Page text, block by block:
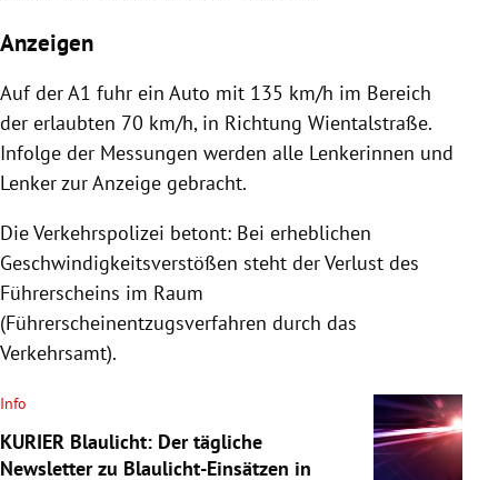
Anzeigen
Auf der A1 fuhr ein Auto mit 135 km/h im Bereich
der erlaubten 70 km/h, in Richtung Wientalstraße.
Infolge der Messungen werden alle Lenkerinnen und
Lenker zur Anzeige gebracht.
Die Verkehrspolizei betont: Bei erheblichen
Geschwindigkeitsverstößen steht der Verlust des
Führerscheins im Raum
(Führerscheinentzugsverfahren durch das
Verkehrsamt).
Info
KURIER Blaulicht: Der tägliche
Newsletter zu Blaulicht-Einsätzen in